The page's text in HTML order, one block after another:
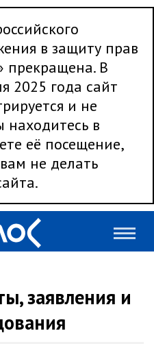
в защиту прав
прекращена. В
2025 года сайт
и не
находитесь в
её посещение,
не делать
заявления и